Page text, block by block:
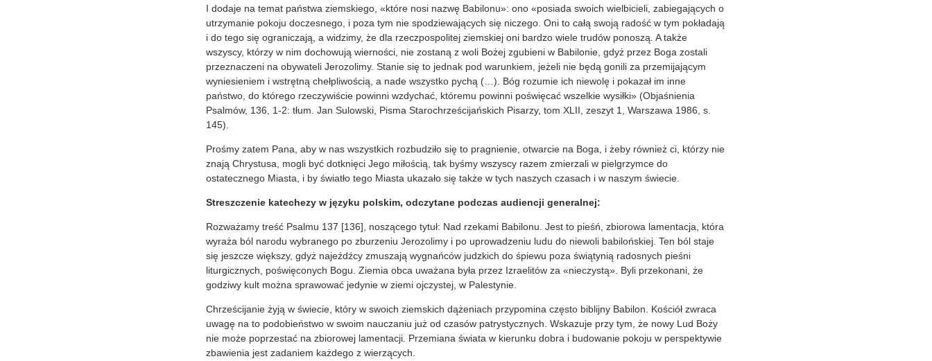
I dodaje na temat państwa ziemskiego, «które nosi nazwę Babilonu»: ono «posiada swoich wielbicieli, zabiegających o
utrzymanie pokoju doczesnego, i poza tym nie spodziewających się niczego. Oni to całą swoją radość w tym pokładają
i do tego się ograniczają, a widzimy, że dla rzeczpospolitej ziemskiej oni bardzo wiele trudów ponoszą. A także
wszyscy, którzy w nim dochowują wierności, nie zostaną z woli Bożej zgubieni w Babilonie, gdyż przez Boga zostali
przeznaczeni na obywateli Jerozolimy. Stanie się to jednak pod warunkiem, jeżeli nie będą gonili za przemijającym
wyniesieniem i wstrętną chełpliwością, a nade wszystko pychą (…). Bóg rozumie ich niewolę i pokazał im inne
państwo, do którego rzeczywiście powinni wzdychać, któremu powinni poświęcać wszelkie wysiłki» (Objaśnienia
Psalmów, 136, 1-2: tłum. Jan Sulowski, Pisma Starochrześcijańskich Pisarzy, tom XLII, zeszyt 1, Warszawa 1986, s.
145).
Prośmy zatem Pana, aby w nas wszystkich rozbudziło się to pragnienie, otwarcie na Boga, i żeby również ci, którzy nie
znają Chrystusa, mogli być dotknięci Jego miłością, tak byśmy wszyscy razem zmierzali w pielgrzymce do
ostatecznego Miasta, i by światło tego Miasta ukazało się także w tych naszych czasach i w naszym świecie.
Streszczenie katechezy w języku polskim, odczytane podczas audiencji generalnej:
Rozważamy treść Psalmu 137 [136], noszącego tytuł: Nad rzekami Babilonu. Jest to pieśń, zbiorowa lamentacja, która
wyraża ból narodu wybranego po zburzeniu Jerozolimy i po uprowadzeniu ludu do niewoli babilońskiej. Ten ból staje
się jeszcze większy, gdyż najeźdźcy zmuszają wygnańców judzkich do śpiewu poza świątynią radosnych pieśni
liturgicznych, poświęconych Bogu. Ziemia obca uważana była przez Izraelitów za «nieczystą». Byli przekonani, że
godziwy kult można sprawować jedynie w ziemi ojczystej, w Palestynie.
Chrześcijanie żyją w świecie, który w swoich ziemskich dążeniach przypomina często biblijny Babilon. Kościół zwraca
uwagę na to podobieństwo w swoim nauczaniu już od czasów patrystycznych. Wskazuje przy tym, że nowy Lud Boży
nie może poprzestać na zbiorowej lamentacji. Przemiana świata w kierunku dobra i budowanie pokoju w perspektywie
zbawienia jest zadaniem każdego z wierzących.